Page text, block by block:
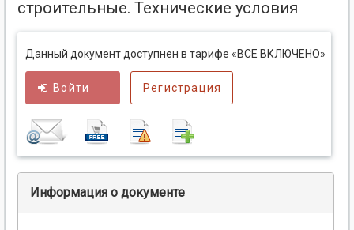
строительные. Технические условия
Данный документ доступнен в тарифе «ВСЕ ВКЛЮЧЕНО»
Войти Регистрация
Информация о документе